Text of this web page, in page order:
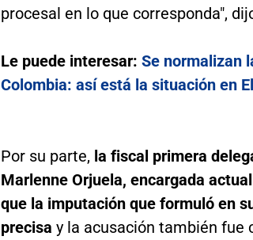
procesal en lo que corresponda",
Le puede interesar: Se normalizan
Colombia: así está la situación en
Por su parte, la fiscal primera
Marlenne Orjuela, encargada
que la imputación que formuló en
precisa y la acusación también fue